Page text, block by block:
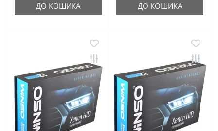
ДО КОШИКА ДО КОШИКА